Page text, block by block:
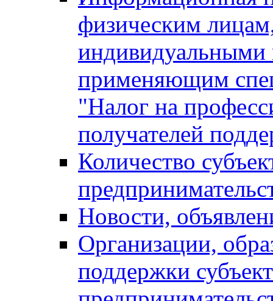
физическим
индивидуальными
применяющим
"Налог на
получателей
Количество
Новости,
Организации,
поддержки